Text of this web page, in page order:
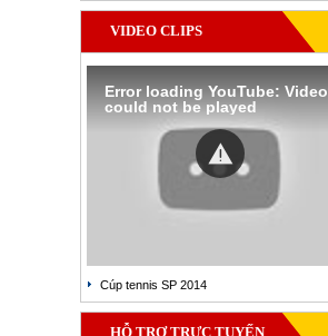
VIDEO CLIPS
Error loading YouTube: Video
could not be played
Cúp tennis SP 2014
HỖ TRỢ TRỰC TUYẾN